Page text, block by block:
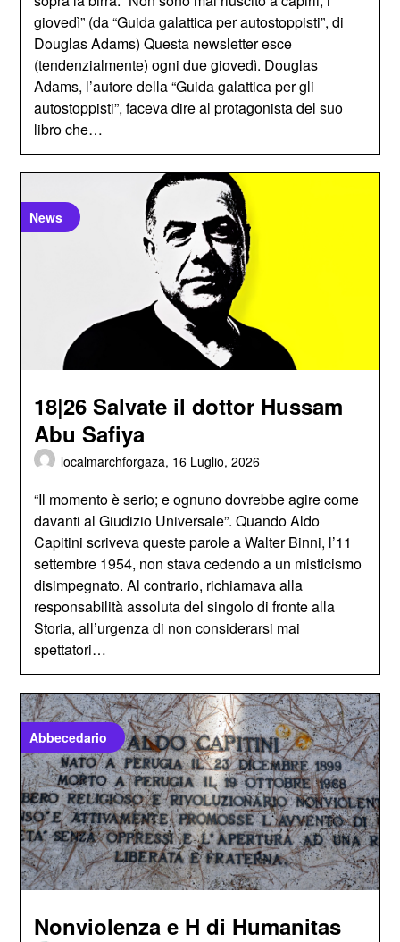
giovedì” (da “Guida galattica per autostoppisti”, di
Douglas Adams) Questa newsletter esce
(tendenzialmente) ogni due giovedì. Douglas
Adams, l’autore della “Guida galattica per gli
autostoppisti”, faceva dire al protagonista del suo
libro che…
News
18|26 Salvate il dottor Hussam
Abu Safiya
localmarchforgaza, 16 Luglio, 2026
“Il momento è serio; e ognuno dovrebbe agire come
davanti al Giudizio Universale”. Quando Aldo
Capitini scriveva queste parole a Walter Binni, l’11
settembre 1954, non stava cedendo a un misticismo
disimpegnato. Al contrario, richiamava alla
responsabilità assoluta del singolo di fronte alla
Storia, all’urgenza di non considerarsi mai
spettatori…
Abbecedario
Nonviolenza e H di Humanitas